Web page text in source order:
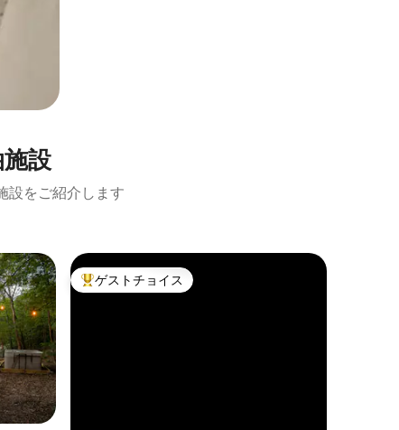
設
設をご紹介します
大好評のゲストチョイスです。
ゲストチョイス